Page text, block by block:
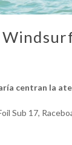
centran la
Sub 17,